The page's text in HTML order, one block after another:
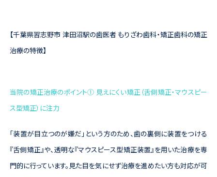
【千葉県習志野市 津田沼駅の歯医者 もりざわ歯科・矯正歯科の矯正
治療の特徴】
当院の矯正治療のポイント① 見えにくい矯正（舌側矯正・マウスピー
ス型矯正）に注力
「装置が目立つのが嫌だ」という方のため、歯の裏側に装置をつける
『舌側矯正』や、透明な『マウスピース型矯正装置』を用いた治療を専
門的に行っています。見た目を気にせず治療を進めたい方も対応が可